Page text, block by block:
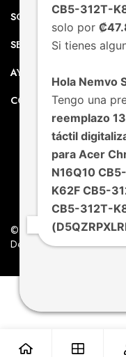
SOBRE NEMVO
SERVICIO AL CLIENTE
AYUDA
CONTACTO
© Nemvo. Todos los
Design by Nemvo Agency
CB5-312T-
solo por
Si tienes
Hola Nemvo
Tengo una
reemplazo
táctil
para Acer
N16Q10
K62F CB5-
CB5-312T-